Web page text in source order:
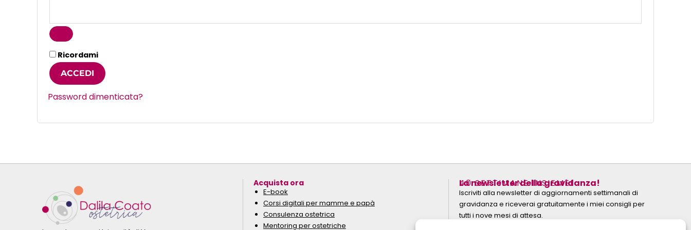
Ricordami
ACCEDI
Password dimenticata?
Acquista ora
E-book
Corsi digitali per mamme e papà
Consulenza ostetrica
Mentoring per ostetriche
40 SETTIMANE INSIEME!
La newsletter della gravidanza!
Iscriviti alla newsletter di aggiornamenti settimanali di
gravidanza e riceverai gratuitamente i miei consigli per
tutti i nove mesi di attesa.